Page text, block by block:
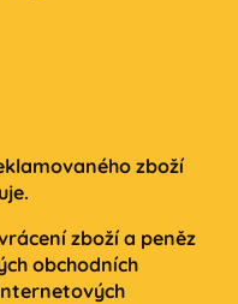
zboží
zboží a peněz
obchodních